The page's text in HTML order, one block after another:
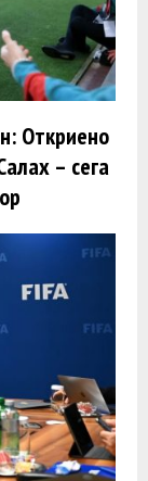
Откриено
– сега